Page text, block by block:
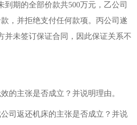
期的全部价款共500万元，乙公司
，并拒绝支付任何款项。丙公司遂
并未签订保证合同，因此保证关系不
的主张是否成立？并说明理由。
司返还机床的主张是否成立？并说